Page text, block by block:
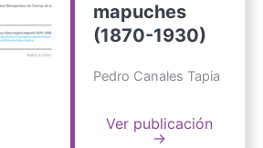
mapuches
(1870-1930)
Pedro Canales Tapia
Ver publicación
→